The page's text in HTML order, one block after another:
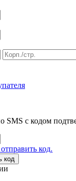
SMS с кодом
код.
код